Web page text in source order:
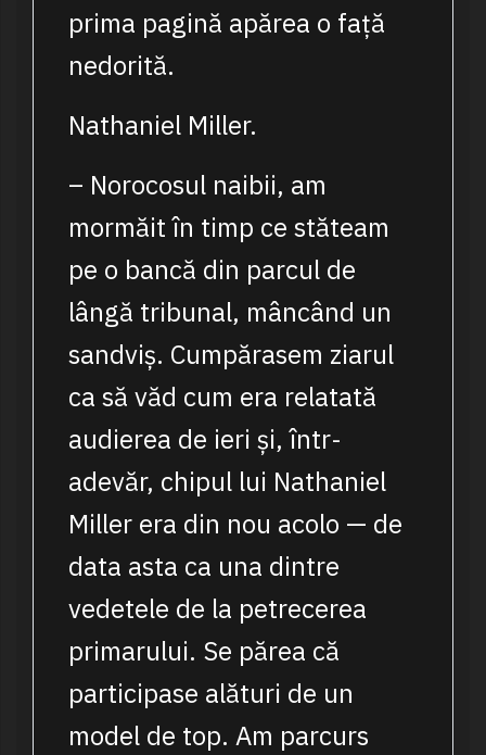
prima pagină apărea o față
nedorită.
Nathaniel Miller.
– Norocosul naibii, am
mormăit în timp ce stăteam
pe o bancă din parcul de
lângă tribunal, mâncând un
sandviș. Cumpărasem ziarul
ca să văd cum era relatată
audierea de ieri și, într-
adevăr, chipul lui Nathaniel
Miller era din nou acolo — de
data asta ca una dintre
vedetele de la petrecerea
primarului. Se părea că
participase alături de un
model de top. Am parcurs